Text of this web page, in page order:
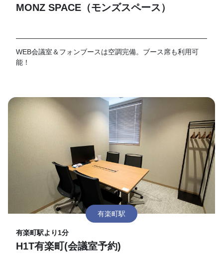
分、都営大江戸線 築地市場駅から徒歩5分
MONZ SPACE（モンズスペース）
WEB会議室＆フォンブースは空調完備。ブース席も利用可
能！
有楽町駅
有楽町駅より1分
H1T有楽町(会議室予約)